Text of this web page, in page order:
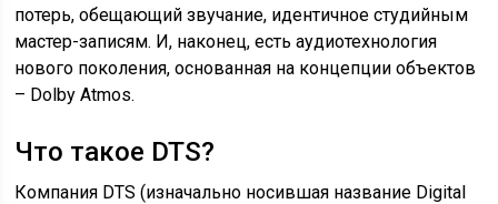
потерь, обещающий звучание, идентичное студийным
мастер-записям. И, наконец, есть аудиотехнология
нового поколения, основанная на концепции объектов
– Dolby Atmos.
Что такое DTS?
Компания DTS (изначально носившая название Digital